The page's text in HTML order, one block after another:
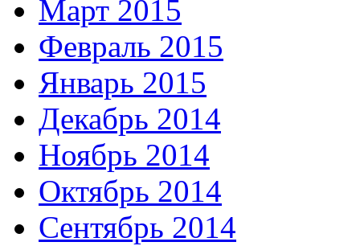
Март 2015
Февраль 2015
Январь 2015
Декабрь 2014
Ноябрь 2014
Октябрь 2014
Сентябрь 2014